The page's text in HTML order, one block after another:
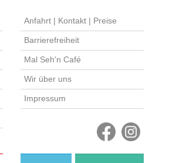
Anfahrt | Kontakt | Preise
Barrierefreiheit
Mal Seh'n Café
Wir über uns
Impressum